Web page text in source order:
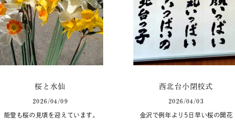
桜と水仙
2026/04/09
能登も桜の見頃を迎えています。
西北台小閉校式
2026/04/03
金沢で例年より5日早い桜の開花